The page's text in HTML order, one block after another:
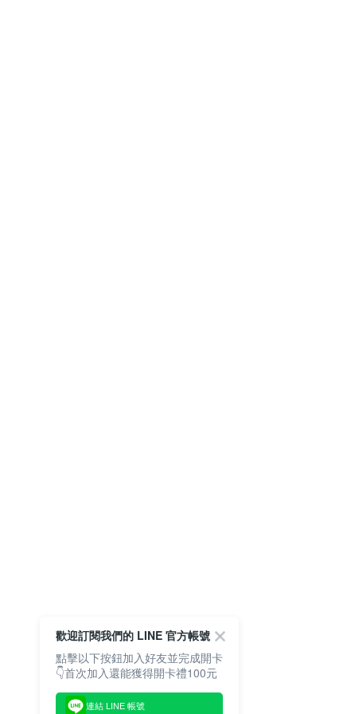
歡迎訂閱我們的 LINE 官方帳號
點擊以下按鈕加入好友並完成開卡
👇首次加入還能獲得開卡禮100元
連結 LINE 帳號